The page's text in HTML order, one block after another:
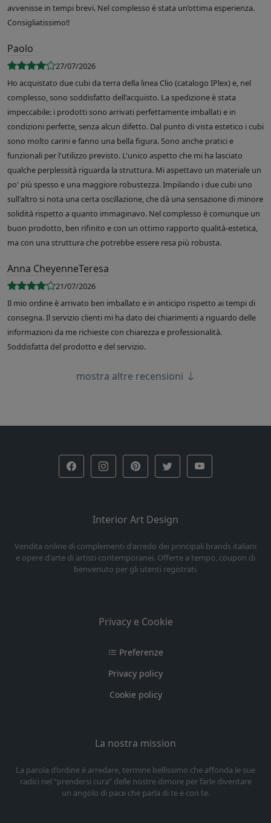
avvenisse in tempi brevi. Nel complesso è stata un’ottima esperienza.
Consigliatissimo!!
Paolo
27/07/2026
Ho acquistato due cubi da terra della linea Clio (catalogo IPlex) e, nel
complesso, sono soddisfatto dell'acquisto. La spedizione è stata
impeccabile: i prodotti sono arrivati perfettamente imballati e in
condizioni perfette, senza alcun difetto. Dal punto di vista estetico i cubi
sono molto carini e fanno una bella figura. Sono anche pratici e
funzionali per l'utilizzo previsto. L'unico aspetto che mi ha lasciato
qualche perplessità riguarda la struttura. Mi aspettavo un materiale un
po' più spesso e una maggiore robustezza. Impilando i due cubi uno
sull'altro si nota una certa oscillazione, che dà una sensazione di minore
solidità rispetto a quanto immaginavo. Nel complesso è comunque un
buon prodotto, ben rifinito e con un ottimo rapporto qualità-estetica,
ma con una struttura che potrebbe essere resa più robusta.
Anna CheyenneTeresa
21/07/2026
Il mio ordine è arrivato ben imballato e in anticipo rispetto ai tempi di
consegna. Il servizio clienti mi ha dato dei chiarimenti a riguardo delle
informazioni da me richieste con chiarezza e professionalità.
Soddisfatta del prodotto e del servizio.
mostra altre recensioni
Interior Art Design
Vendita online di complementi d'arredo dei principali brands italiani
e opere d'arte di artisti contemporanei. Offerte a tempo, coupon di
benvenuto per gli utenti registrati.
Privacy e Cookie
Preferenze
Privacy policy
Cookie policy
La nostra mission
La parola d’ordine è arredare, termine bellissimo che affonda le sue
radici nel “prendersi cura” delle nostre dimore per farle diventare
un angolo di pace che parla di te e con te.